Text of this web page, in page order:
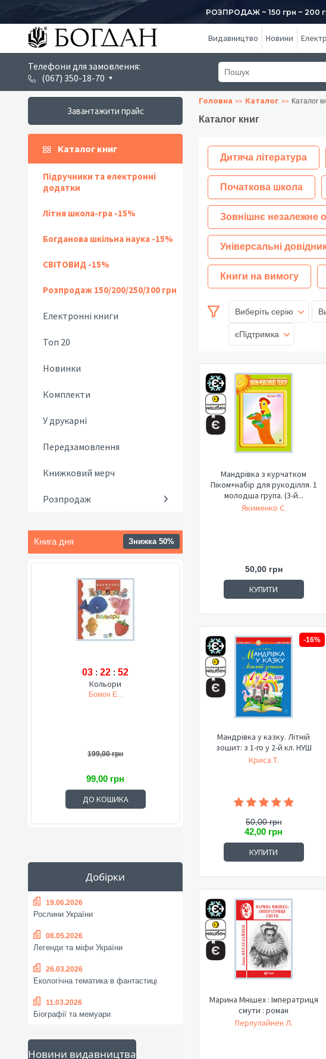
РОЗПРОДАЖ ~ 150 грн ~ 200
Видавництво Новини
Телефони для замовлення:
(067) 350-18-70
Завантажити прайс
Каталог книг
Підручники та електронні
додатки
Літня школа-гра -15%
Богданова шкільна наука -15%
СВІТОВИД -15%
Розпродаж 150/200/250/300 грн
Електронні книги
Топ 20
Новинки
Комплекти
У друкарні
Передзамовлення
Книжковий мерч
Розпродаж
Книга дня Знижка 50%
03 : 22 : 51
Кольори
Бомон Е. .
199,00 грн
99,00 грн
ДО КОШИКА
Добірки
19.06.2026
Рослини України
08.05.2026
Легенди та міфи України
26.03.2026
Екологічна тематика в фантастиці
11.03.2026
Біографії та мемуари
Новини видавництва
Головна Каталог Каталог
Каталог книг
Дитяча література
Початкова школа
Зовнішнє незалежне
Універсальні
Книги на вимогу
Виберіть серію
єПідтримка
Мандрівка з курчатком
Піком+набір для рукоділля. 1
молодша група. (3-й...
Якименко С.
50,00 грн
КУПИТИ
-16%
Мандрівка у казку. Літній
зошит: з 1-го у 2-й кл. НУШ
Криса Т.
50,00 грн
42,00 грн
КУПИТИ
Марина Мнішех : Імператриця
смути : роман
Перлулайнен Л.